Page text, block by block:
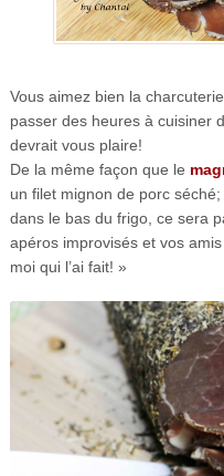
Vous aimez bien la
passer des heures à cuisiner
devrait vous plaire!
De la même façon que le
un filet mignon de porc
dans le bas du frigo, ce sera
apéros improvisés et vos
moi qui l’ai fait! »